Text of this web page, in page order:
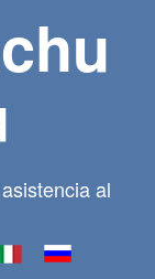
al